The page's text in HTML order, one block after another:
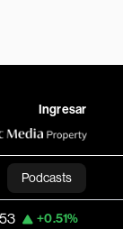
Ingresar
Podcasts
USD COP